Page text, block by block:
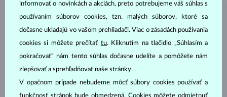
ATELIÉRU KLENOTA
informovať o novinkách a akciách, preto potrebujeme váš súhlas s
používaním súborov cookies, tzn. malých súborov, ktoré sa
dočasne ukladajú vo vašom prehliadači. Viac o zásadách používania
cookies si môžete prečítať tu. Kliknutím na tlačidlo „Súhlasím a
pokračovať“ nám tento súhlas dočasne udelíte a pomôžete nám
zlepšovať a sprehľadňovať naše stránky.
V opačnom prípade nebudeme môcť súbory cookies používať a